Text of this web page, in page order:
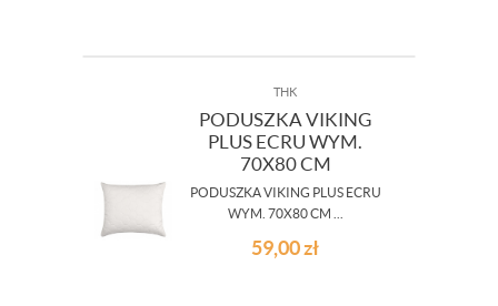
THK
PODUSZKA VIKING
PLUS ECRU WYM.
70X80 CM
PODUSZKA VIKING PLUS ECRU
WYM. 70X80 CM ...
59,00zł